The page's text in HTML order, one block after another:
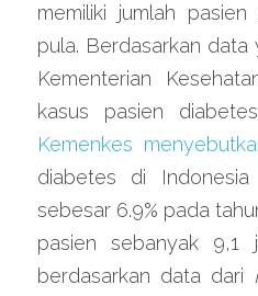
memiliki jumlah
pula. Berdasarkan data
Kementerian
Kemenkes
diabetes di Indonesia
sebesar 6.9% pada
pasien sebanyak 9,1
berdasarkan data dari